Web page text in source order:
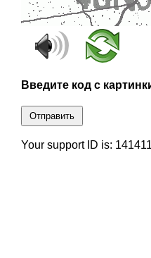
Введите код с
Отправить
Your support ID is: